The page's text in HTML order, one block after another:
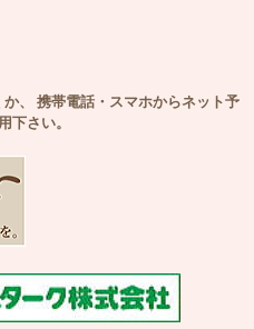
、 携帯電話・スマホからネット予
下さい。